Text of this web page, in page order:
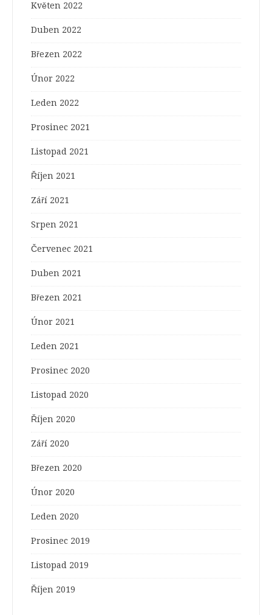
Květen 2022
Duben 2022
Březen 2022
Únor 2022
Leden 2022
Prosinec 2021
Listopad 2021
Říjen 2021
Září 2021
Srpen 2021
Červenec 2021
Duben 2021
Březen 2021
Únor 2021
Leden 2021
Prosinec 2020
Listopad 2020
Říjen 2020
Září 2020
Březen 2020
Únor 2020
Leden 2020
Prosinec 2019
Listopad 2019
Říjen 2019